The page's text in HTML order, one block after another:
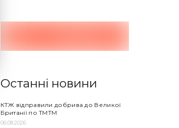
Останні новини
КТЖ відправили добрива до Великої
Британії по ТМТМ
06.08.2026